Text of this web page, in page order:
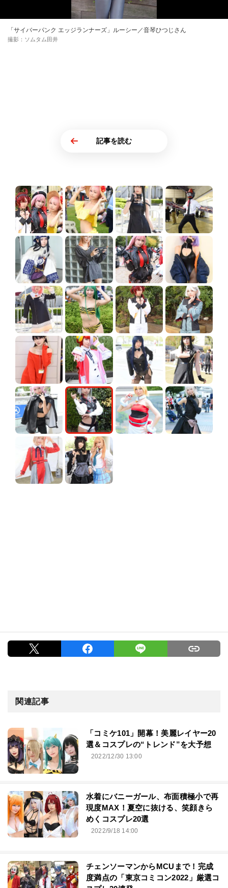
「サイバーパンク エッジランナーズ」ルーシー／音琴ひつじさん
撮影：ソムタム田井
記事を読む
関連記事
「コミケ101」開幕！美麗レイヤー20
選＆コスプレの“トレンド”を大予想
2022/12/30 13:00
水着にバニーガール、布面積極小で再
現度MAX！夏空に抜ける、笑顔きら
めくコスプレ20選
2022/9/18 14:00
チェンソーマンからMCUまで！完成
度満点の「東京コミコン2022」厳選コ